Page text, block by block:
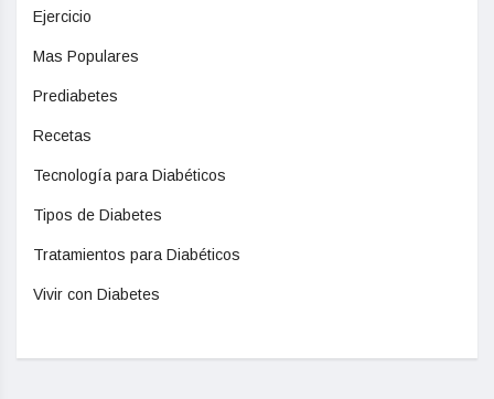
Ejercicio
Mas Populares
Prediabetes
Recetas
Tecnología para Diabéticos
Tipos de Diabetes
Tratamientos para Diabéticos
Vivir con Diabetes